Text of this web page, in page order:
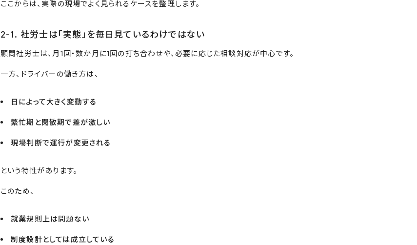
ここからは、実際の現場でよく見られるケースを整理します。
2-1. 社労士は「実態」を毎日見ているわけではない
顧問社労士は、月1回・数か月に1回の打ち合わせや、必要に応じた相談対応が中心です。
一方、ドライバーの働き方は、
日によって大きく変動する
繁忙期と閑散期で差が激しい
現場判断で運行が変更される
という特性があります。
このため、
就業規則上は問題ない
制度設計としては成立している